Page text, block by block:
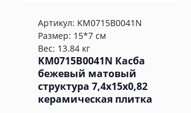
Артикул: KM0715B0041N
Размер: 15*7 см
Вес: 13.84 кг
KM0715B0041N Касба
бежевый матовый
структура 7,4x15x0,82
керамическая плитка